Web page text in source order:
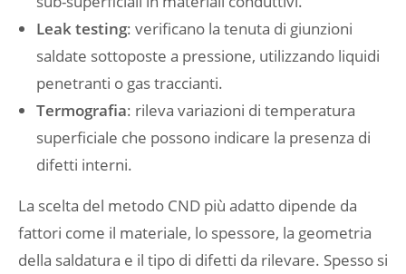
Leak testing: verificano la tenuta di giunzioni
saldate sottoposte a pressione, utilizzando liquidi
penetranti o gas traccianti.
Termografia: rileva variazioni di temperatura
superficiale che possono indicare la presenza di
difetti interni.
La scelta del metodo CND più adatto dipende da
fattori come il materiale, lo spessore, la geometria
della saldatura e il tipo di difetti da rilevare. Spesso si